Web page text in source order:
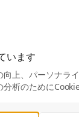
います
向上、パーソナラ
析のために